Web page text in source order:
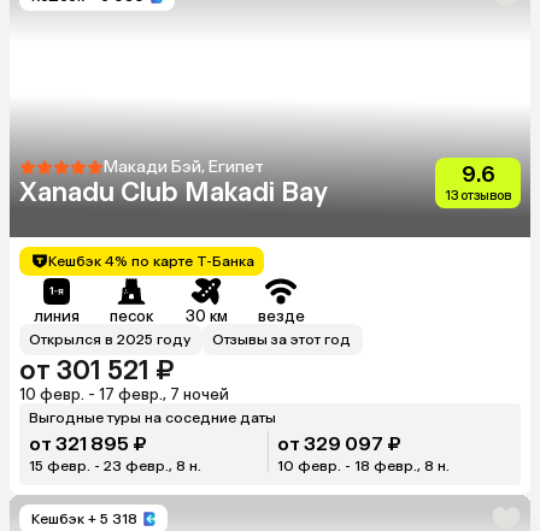
Макади Бэй, Египет
Xanadu Club Makadi Bay
9.6
13 отзывов
Кешбэк 4% по карте Т-Банка
линия песок 30 км везде
Открылся в 2025 году Отзывы за этот год
от 301 521 ₽
10 февр. - 17 февр., 7 ночей
Выгодные туры на соседние даты
от 321 895 ₽
15 февр. - 23 февр., 8 н.
от 329 097 ₽
10 февр. - 18 февр., 8 н.
Кешбэк + 5 318